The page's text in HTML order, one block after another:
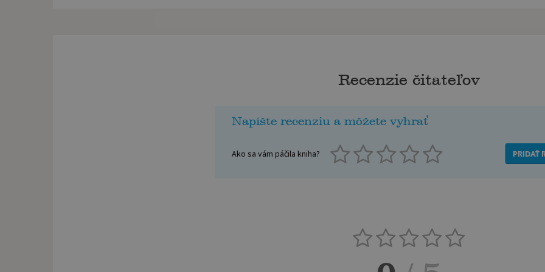
Recenzie čitateľov
Napíšte recenziu a môžete vyhrať
Ako sa vám páčila kniha? PRIDAŤ